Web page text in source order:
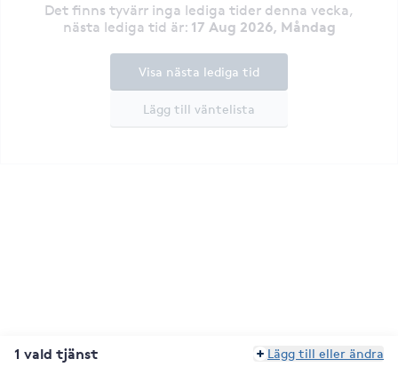
Det finns tyvärr inga lediga tider denna vecka,
nästa lediga tid är: 17 Aug 2026, Måndag
Lägg till väntelista
Visa nästa lediga tid
1 vald tjänst Lägg till eller ändra